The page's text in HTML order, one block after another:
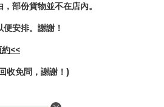
部份貨物並不在店內。
安排。謝謝！
<<
收免問，謝謝！)